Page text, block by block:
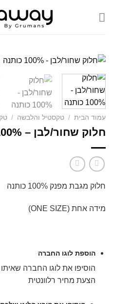
עמוד הבית / טקסטיל והלבשה /
חלוק שחור/לבן – 100% כותנה
חלוק מגבת מפנק 100% כותנה
מידה אחת (ONE SIZE)
הוספת לוגו החברה
הוסיפו את לוגו החברה
הצעת מחיר רלוונטית